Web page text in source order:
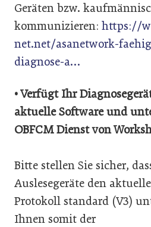
Geräten bzw.
kommunizieren: https://
net.net/asanetwork-
diagnose-a…
• Verfügt Ihr
aktuelle Software und
OBFCM Dienst von
Bitte stellen Sie sicher,
Auslesegeräte den
Protokoll standard (V3)
Ihnen somit der